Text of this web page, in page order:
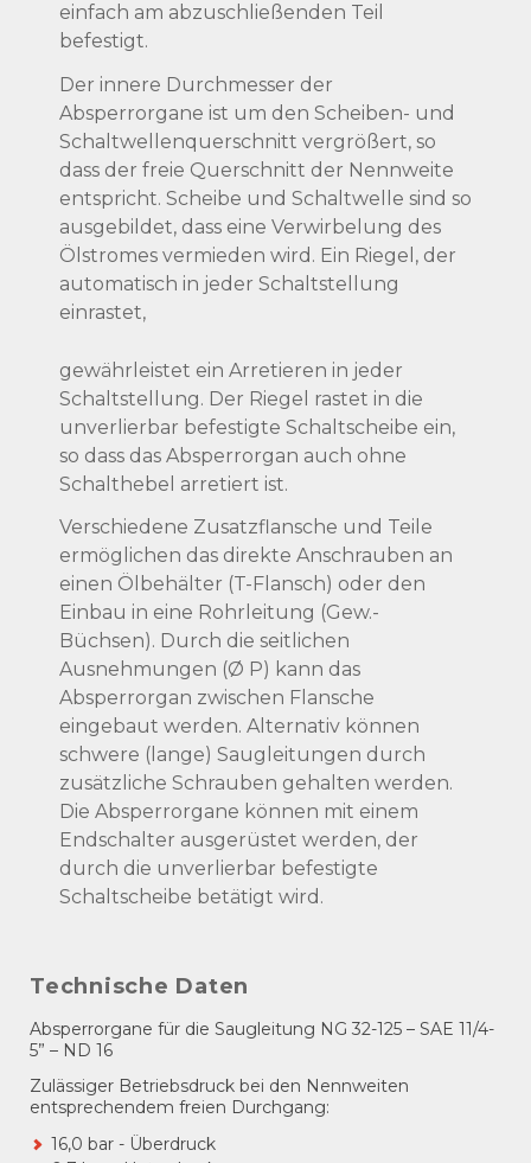
einfach am abzuschließenden Teil
befestigt.
Der innere Durchmesser der
Absperrorgane ist um den Scheiben- und
Schaltwellenquerschnitt vergrößert, so
dass der freie Querschnitt der Nennweite
entspricht. Scheibe und Schaltwelle sind so
ausgebildet, dass eine Verwirbelung des
Ölstromes vermieden wird. Ein Riegel, der
automatisch in jeder Schaltstellung
einrastet,
gewährleistet ein Arretieren in jeder
Schaltstellung. Der Riegel rastet in die
unverlierbar befestigte Schaltscheibe ein,
so dass das Absperrorgan auch ohne
Schalthebel arretiert ist.
Verschiedene Zusatzflansche und Teile
ermöglichen das direkte Anschrauben an
einen Ölbehälter (T-Flansch) oder den
Einbau in eine Rohrleitung (Gew.-
Büchsen). Durch die seitlichen
Ausnehmungen (Ø P) kann das
Absperrorgan zwischen Flansche
eingebaut werden. Alternativ können
schwere (lange) Saugleitungen durch
zusätzliche Schrauben gehalten werden.
Die Absperrorgane können mit einem
Endschalter ausgerüstet werden, der
durch die unverlierbar befestigte
Schaltscheibe betätigt wird.
Technische Daten
Absperrorgane für die Saugleitung NG 32-125 – SAE 11/4-
5” – ND 16
Zulässiger Betriebsdruck bei den Nennweiten
entsprechendem freien Durchgang:
16,0 bar - Überdruck